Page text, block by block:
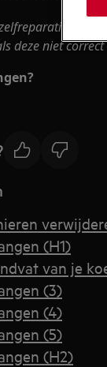
of
deze niet
(H1)
van je
(3)
(4)
(5)
(H2)